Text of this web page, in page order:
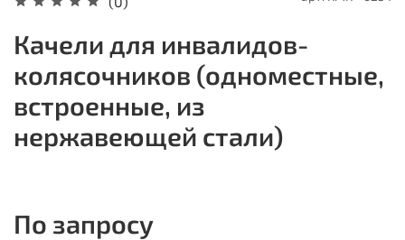
Качели для инвалидов-
колясочников (одноместные,
встроенные, из
нержавеющей стали)
По запросу